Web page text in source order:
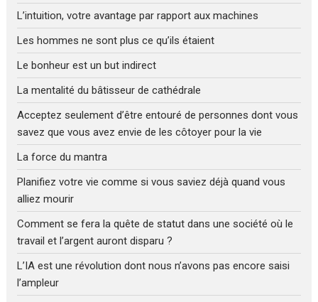
L’intuition, votre avantage par rapport aux machines
Les hommes ne sont plus ce qu’ils étaient
Le bonheur est un but indirect
La mentalité du bâtisseur de cathédrale
Acceptez seulement d’être entouré de personnes dont vous
savez que vous avez envie de les côtoyer pour la vie
La force du mantra
Planifiez votre vie comme si vous saviez déjà quand vous
alliez mourir
Comment se fera la quête de statut dans une société où le
travail et l’argent auront disparu ?
L’IA est une révolution dont nous n’avons pas encore saisi
l’ampleur